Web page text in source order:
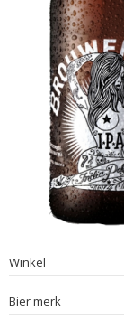
Winkel
Bier merk